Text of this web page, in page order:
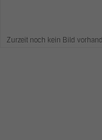
Zurzeit noch kein Bild